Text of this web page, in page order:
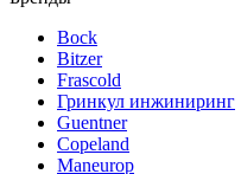
Bock
Bitzer
Frascold
Гринкул инжиниринг
Guentner
Copeland
Maneurop